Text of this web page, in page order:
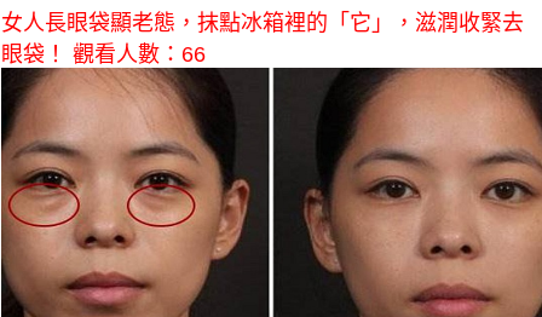
女人長眼袋顯老態，抹點冰箱裡的「它」，滋潤收緊去
眼袋！ 觀看人數：66